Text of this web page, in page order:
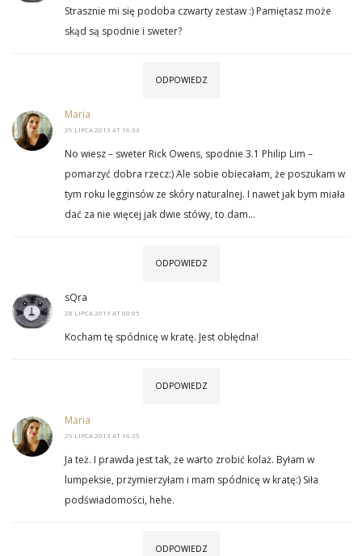
Strasznie mi się podoba czwarty zestaw :) Pamiętasz może
skąd są spodnie i sweter?
ODPOWIEDZ
Maria
29 LIPCA 2013 AT 16:33
No wiesz – sweter Rick Owens, spodnie 3.1 Philip Lim –
pomarzyć dobra rzecz:) Ale sobie obiecałam, że poszukam w
tym roku legginsów ze skóry naturalnej. I nawet jak bym miała
dać za nie więcej jak dwie stówy, to dam…
ODPOWIEDZ
sQra
28 LIPCA 2013 AT 00:05
Kocham tę spódnicę w kratę. Jest obłędna!
ODPOWIEDZ
Maria
29 LIPCA 2013 AT 16:35
Ja też. I prawda jest tak, że warto zrobić kolaż. Byłam w
lumpeksie, przymierzyłam i mam spódnicę w kratę:) Siła
podświadomości, hehe.
ODPOWIEDZ